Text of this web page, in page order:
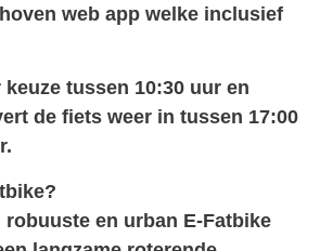
web app welke inclusief
tussen 10:30 uur en
de fiets weer in tussen 17:00
robuuste en urban E-Fatbike